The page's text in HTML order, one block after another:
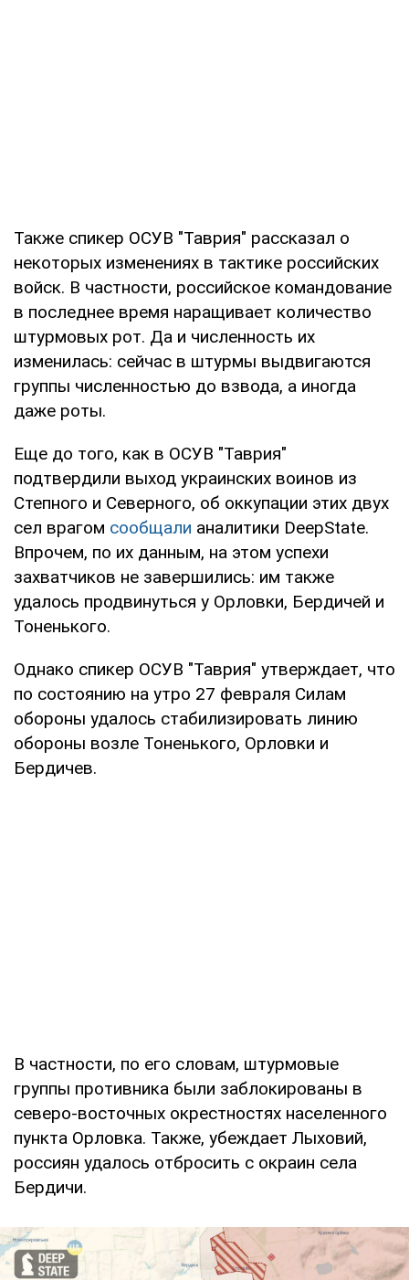
Также спикер ОСУВ "Таврия" рассказал о
некоторых изменениях в тактике российских
войск. В частности, российское командование
в последнее время наращивает количество
штурмовых рот. Да и численность их
изменилась: сейчас в штурмы выдвигаются
группы численностью до взвода, а иногда
даже роты.
Еще до того, как в ОСУВ "Таврия"
подтвердили выход украинских воинов из
Степного и Северного, об оккупации этих двух
сел врагом сообщали аналитики DeepState.
Впрочем, по их данным, на этом успехи
захватчиков не завершились: им также
удалось продвинуться у Орловки, Бердичей и
Тоненького.
Однако спикер ОСУВ "Таврия" утверждает, что
по состоянию на утро 27 февраля Силам
обороны удалось стабилизировать линию
обороны возле Тоненького, Орловки и
Бердичев.
В частности, по его словам, штурмовые
группы противника были заблокированы в
северо-восточных окрестностях населенного
пункта Орловка. Также, убеждает Лыховий,
россиян удалось отбросить с окраин села
Бердичи.